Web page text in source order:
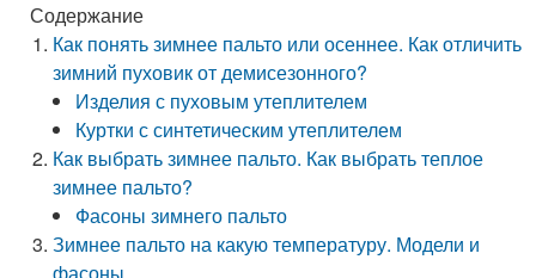
Содержание
Как понять зимнее пальто или осеннее. Как отличить
зимний пуховик от демисезонного?
Изделия с пуховым утеплителем
Куртки с синтетическим утеплителем
Как выбрать зимнее пальто. Как выбрать теплое
зимнее пальто?
Фасоны зимнего пальто
Зимнее пальто на какую температуру. Модели и